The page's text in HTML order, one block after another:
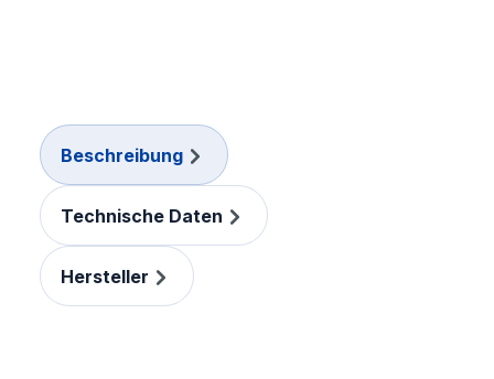
Beschreibung
Technische Daten
Hersteller